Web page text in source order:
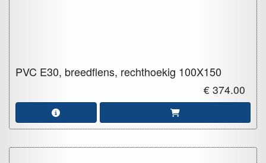
PVC E30, breedflens, rechthoekig 100X150
€ 374.00